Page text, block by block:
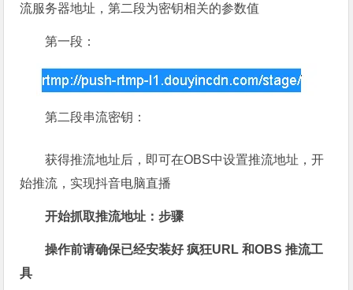
流服务器地址，第二段为密钥相关的参数值
第一段：
第二段串流密钥：
获得推流地址后，即可在OBS中设置推流地址，开
始推流，实现抖音电脑直播
开始抓取推流地址：步骤
操作前请确保已经安装好 疯狂URL 和OBS 推流工
具